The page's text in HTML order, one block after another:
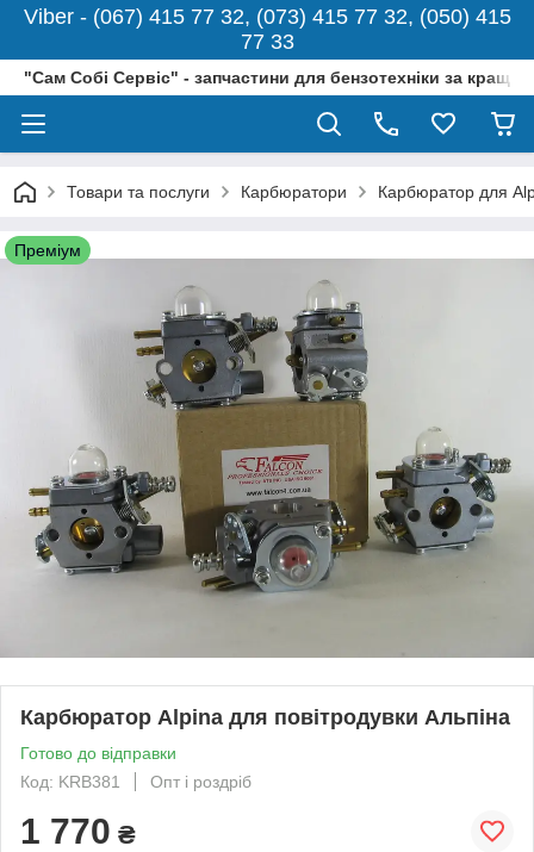
Viber - (067) 415 77 32, (073) 415 77 32, (050) 415
77 33
"Сам Собі Сервіс" - запчастини для бензотехніки за
Товари та послуги Карбюратори Карбюратор для
Преміум
Карбюратор Alpina для повітродувки Альпіна
Готово до відправки
Код: KRB381
Опт і роздріб
1 770 ₴